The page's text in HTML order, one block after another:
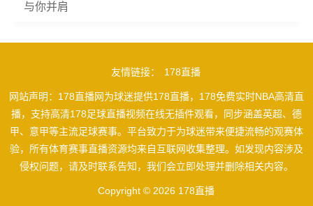
与你并肩
友情链接： 178直播
网站声明：178直播网为球迷提供178直播，178免费实时NBA高清直
播，支持高清178足球直播视频在线无插件观看，同步涵盖英超、德
甲、意甲等主流足球赛事。平台致力于为球迷带来便捷流畅的观赛体
验，所有体育赛事直播资源均来自互联网收集整理。如发现内容涉及
侵权问题，请及时联系告知，我们会立即处理并删除相关内容。
Copyright © 2026 178直播